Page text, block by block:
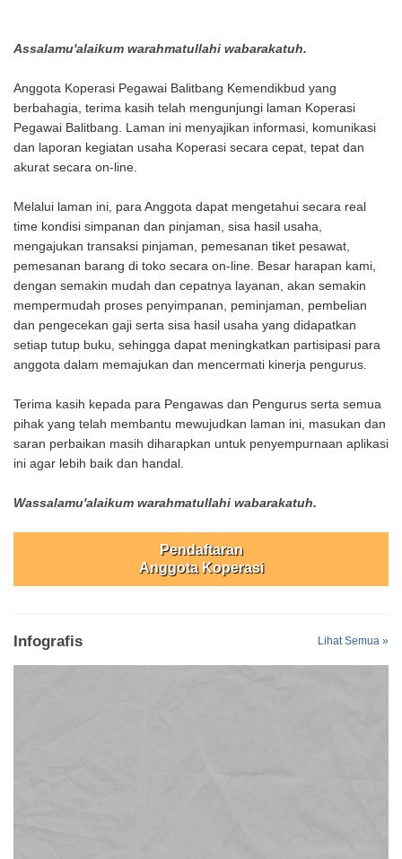
Assalamu'alaikum warahmatullahi wabarakatuh.
Anggota Koperasi Pegawai Balitbang Kemendikbud yang
berbahagia, terima kasih telah mengunjungi laman Koperasi
Pegawai Balitbang. Laman ini menyajikan informasi, komunikasi
dan laporan kegiatan usaha Koperasi secara cepat, tepat dan
akurat secara on-line.
Melalui laman ini, para Anggota dapat mengetahui secara real
time kondisi simpanan dan pinjaman, sisa hasil usaha,
mengajukan transaksi pinjaman, pemesanan tiket pesawat,
pemesanan barang di toko secara on-line. Besar harapan kami,
dengan semakin mudah dan cepatnya layanan, akan semakin
mempermudah proses penyimpanan, peminjaman, pembelian
dan pengecekan gaji serta sisa hasil usaha yang didapatkan
setiap tutup buku, sehingga dapat meningkatkan partisipasi para
anggota dalam memajukan dan mencermati kinerja pengurus.
Terima kasih kepada para Pengawas dan Pengurus serta semua
pihak yang telah membantu mewujudkan laman ini, masukan dan
saran perbaikan masih diharapkan untuk penyempurnaan aplikasi
ini agar lebih baik dan handal.
Wassalamu'alaikum warahmatullahi wabarakatuh.
Pendaftaran
Anggota Koperasi
Infografis Lihat Semua »